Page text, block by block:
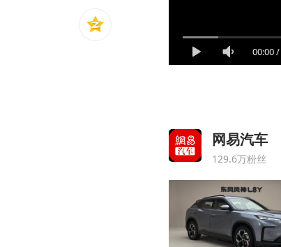
00:00/
网易汽车
129.6万粉丝